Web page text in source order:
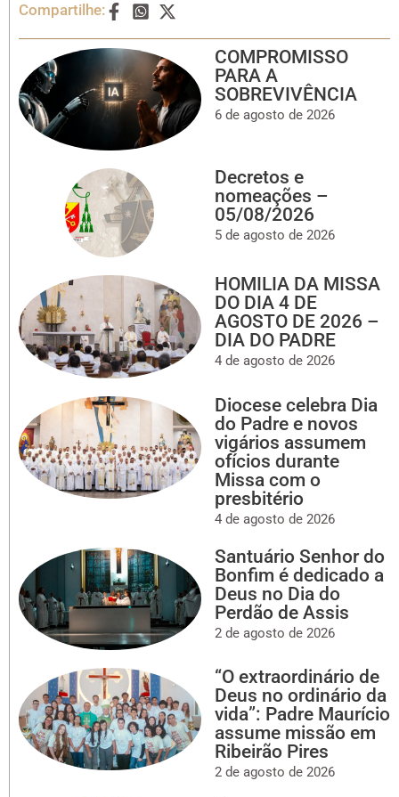
Compartilhe:
COMPROMISSO
PARA A
SOBREVIVÊNCIA
6 de agosto de 2026
Decretos e
nomeações –
05/08/2026
5 de agosto de 2026
HOMILIA DA MISSA
DO DIA 4 DE
AGOSTO DE 2026 –
DIA DO PADRE
4 de agosto de 2026
Diocese celebra Dia
do Padre e novos
vigários assumem
ofícios durante
Missa com o
presbitério
4 de agosto de 2026
Santuário Senhor do
Bonfim é dedicado a
Deus no Dia do
Perdão de Assis
2 de agosto de 2026
“O extraordinário de
Deus no ordinário da
vida”: Padre Maurício
assume missão em
Ribeirão Pires
2 de agosto de 2026